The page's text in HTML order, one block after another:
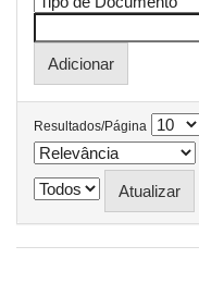
Resultados/Página